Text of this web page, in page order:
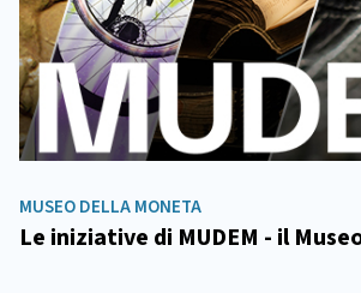
MUSEO DELLA MONETA
Le iniziative di MUDEM - il